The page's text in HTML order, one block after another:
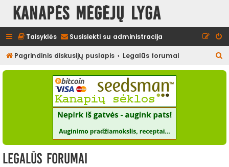
Kanapės mėgėjų lyga
Taisyklės Susisiekti su administracija
Pagrindinis diskusijų puslapis Legalūs forumai
e
Legalūs forumai